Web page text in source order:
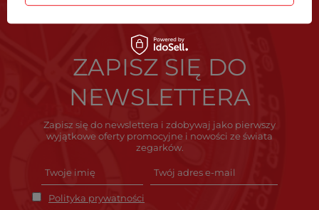
ZAPISZ SIĘ DO
NEWSLETTERA
Zapisz się do newslettera i zdobywaj jako pierwszy
wyjątkowe oferty promocyjne i nowości ze świata
zegarków.
Polityka prywatności